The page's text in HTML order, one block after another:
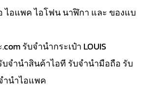
ไอแพค ไอโฟน นาฬิกา และ ของแบ
รับจำนำกระเป๋า LOUIS
บจำนำสินค้าไอที รับจำนำมือถือ รับ
ำนำไอแพค